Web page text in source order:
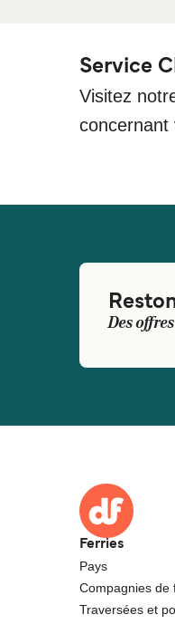
Service
Visitez
concernant
Des
Ferries
Pays
Compagnies de
Traversées et